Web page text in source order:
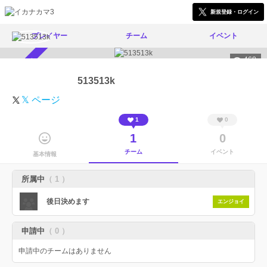
新規登録・ログイン
プレイヤー チーム イベント
468
513513k
𝕏 ページ
基本情報
1
1
チーム
0
0
イベント
所属中 （ 1 ）
後日決めます エンジョイ
申請中 （ 0 ）
申請中のチームはありません